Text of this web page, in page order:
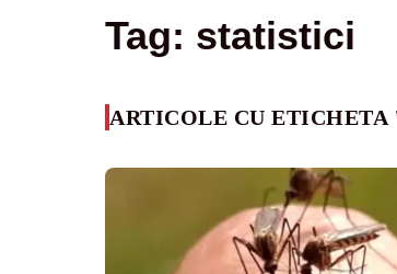
Tag: statistici
ARTICOLE CU